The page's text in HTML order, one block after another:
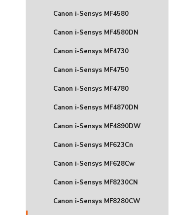
Canon i-Sensys MF4580
Canon i-Sensys MF4580DN
Canon i-Sensys MF4730
Canon i-Sensys MF4750
Canon i-Sensys MF4780
Canon i-Sensys MF4870DN
Canon i-Sensys MF4890DW
Canon i-Sensys MF623Cn
Canon i-Sensys MF628Cw
Canon i-Sensys MF8230CN
Canon i-Sensys MF8280CW